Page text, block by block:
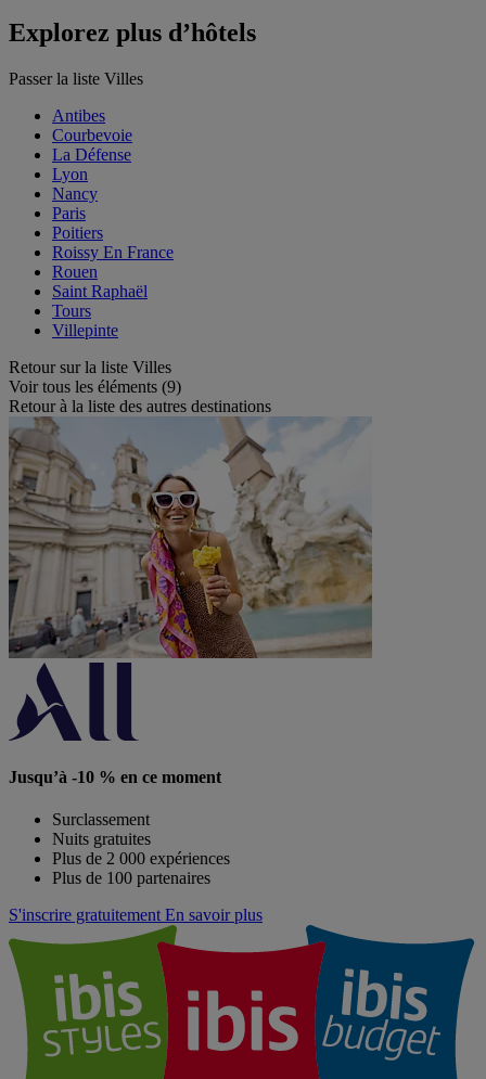
Explorez plus d’hôtels
Passer la liste Villes
Antibes
Courbevoie
La Défense
Lyon
Nancy
Paris
Poitiers
Roissy En France
Rouen
Saint Raphaël
Tours
Villepinte
Retour sur la liste Villes
Voir tous les éléments (9)
Retour à la liste des autres destinations
Jusqu’à -10 % en ce moment
Surclassement
Nuits gratuites
Plus de 2 000 expériences
Plus de 100 partenaires
S'inscrire gratuitement En savoir plus